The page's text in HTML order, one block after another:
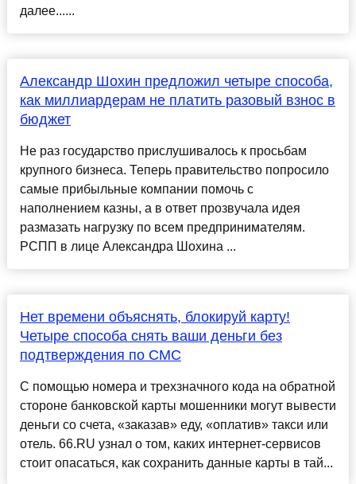
далее......
Александр Шохин предложил четыре способа,
как миллиардерам не платить разовый взнос в
бюджет
Не раз государство прислушивалось к просьбам
крупного бизнеса. Теперь правительство попросило
самые прибыльные компании помочь с
наполнением казны, а в ответ прозвучала идея
размазать нагрузку по всем предпринимателям.
РСПП в лице Александра Шохина ...
Нет времени объяснять, блокируй карту!
Четыре способа снять ваши деньги без
подтверждения по СМС
С помощью номера и трехзначного кода на обратной
стороне банковской карты мошенники могут вывести
деньги со счета, «заказав» еду, «оплатив» такси или
отель. 66.RU узнал о том, каких интернет-сервисов
стоит опасаться, как сохранить данные карты в тай...